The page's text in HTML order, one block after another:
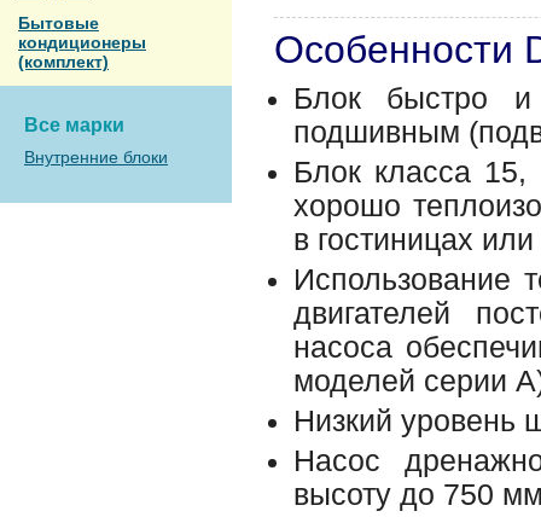
Бытовые
кондиционеры
(комплект)
Все марки
Внутренние блоки
Особенности
Блок быстро и
подшивным
Блок класса
хорошо
в гостиницах
Использование
двигателей
насоса
моделей серии
Низкий уровень
Насос
высоту до 750